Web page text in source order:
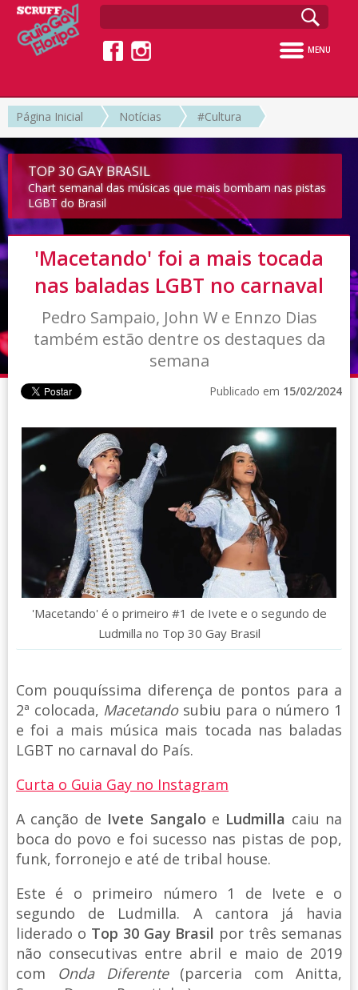
MENU
Página Inicial Notícias #Cultura
TOP 30 GAY BRASIL
Chart semanal das músicas que mais bombam nas pistas
LGBT do Brasil
'Macetando' foi a mais tocada
nas baladas LGBT no carnaval
Pedro Sampaio, John W e Ennzo Dias
também estão dentre os destaques da
semana
Publicado em 15/02/2024
'Macetando' é o primeiro #1 de Ivete e o segundo de
Ludmilla no Top 30 Gay Brasil
Com pouquíssima diferença de pontos para a
2ª colocada, Macetandosubiu para o número 1
e foi a mais música mais tocada nas baladas
LGBT no carnaval do País.
Curta o Guia Gay no Instagram
A canção de Ivete Sangalo e Ludmilla caiu na
boca do povo e foi sucesso nas pistas de pop,
funk, forronejo e até de tribal house.
Este é o primeiro número 1 de Ivete e o
segundo de Ludmilla. A cantora já havia
liderado o Top 30 Gay Brasil por três semanas
não consecutivas entre abril e maio de 2019
com Onda Diferente(parceria com Anitta,